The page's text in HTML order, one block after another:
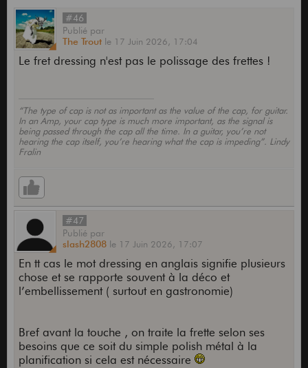
#46
Publié par
The Trout le 17 Juin 2026, 17:04
Le fret dressing n'est pas le polissage des frettes !
“The type of cap is not as important as the value of the cap, for guitar.
In an Amp, your cap type is much more important, as the signal is
being passed through the cap all the time. In a guitar, you’re not
hearing the cap itself, you’re hearing what the cap is impeding”. Lindy
Fralin
#47
Publié par
slash2808 le 17 Juin 2026, 17:07
En tt cas le mot dressing en anglais signifie plusieurs
chose et se rapporte souvent à la déco et
l’embellissement ( surtout en gastronomie)
Bref avant la touche , on traite la frette selon ses
besoins que ce soit du simple polish métal à la
planification si cela est nécessaire